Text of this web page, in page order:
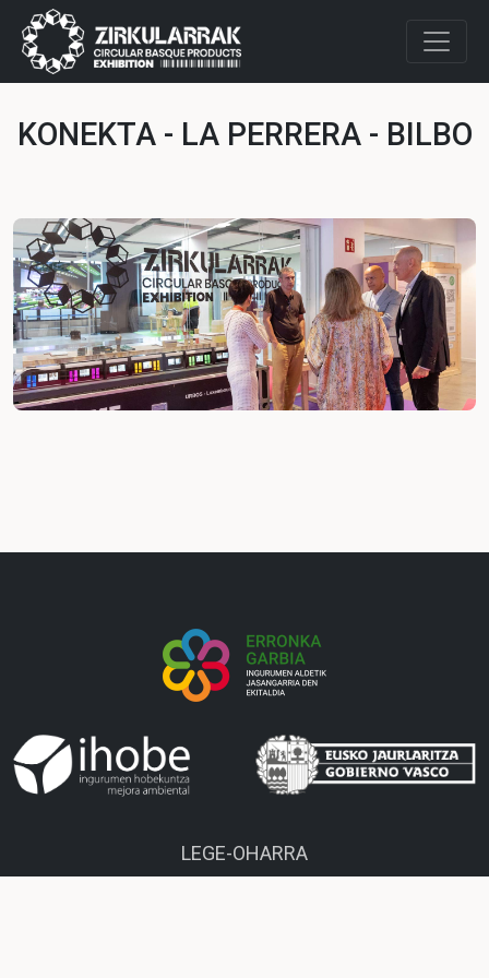
KONEKTA - LA PERRERA - BILBO
LEGE-OHARRA